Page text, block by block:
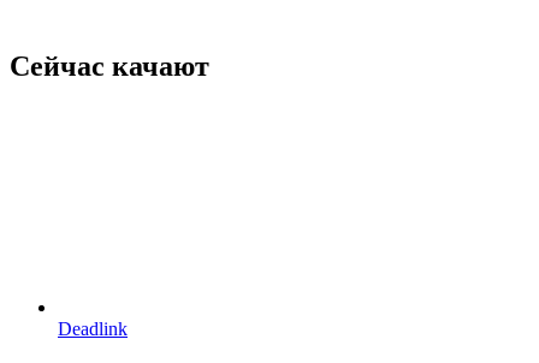
Сейчас качают
Deadlink